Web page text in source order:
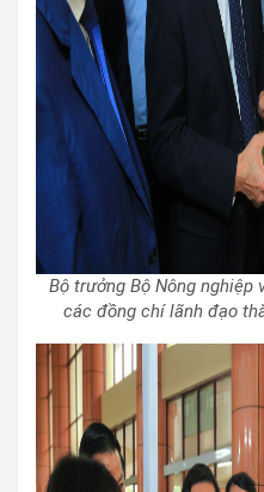
Bộ trưởng Bộ Nông
các đồng chí lãnh đạo